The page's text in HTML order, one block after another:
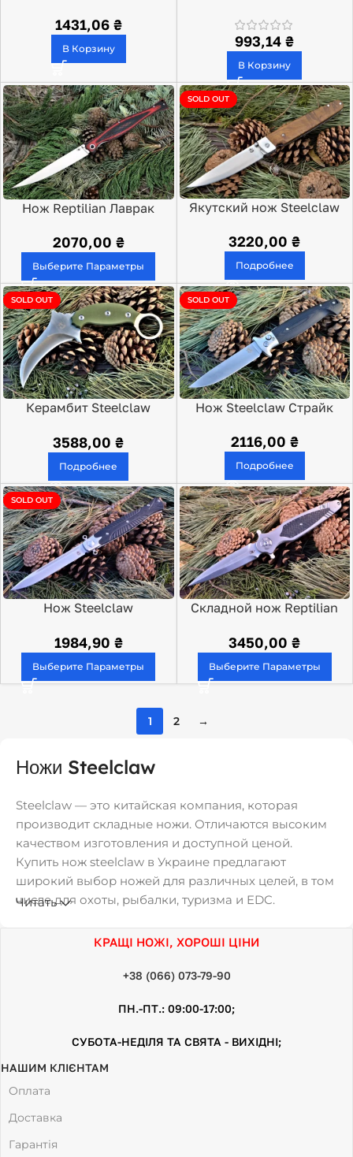
1431,06 ₴
В Корзину 993,14₴
В Корзину
Нож Reptilian Лаврак
2070,00 ₴
Выберите Параметры
SOLD OUT
Якутский нож Steelclaw
3220,00₴
Подробнее
SOLD OUT
Керамбит Steelclaw
3588,00₴
Подробнее
SOLD OUT
Нож Steelclaw Страйк
2116,00 ₴
Подробнее
SOLD OUT
Нож Steelclaw
1984,90 ₴
Выберите Параметры
Складной нож Reptilian
3450,00₴
Выберите Параметры
1 2 →
Ножи Steelclaw
Steelclaw — это китайская компания, которая
производит складные ножи. Отличаются высоким
качеством изготовления и доступной ценой.
Купить нож steelclaw в Украине предлагают
широкий выбор ножей для различных целей, в том
числе для охоты, рыбалки, туризма и EDC.
Характеристики
Steelclaw складные ножи от производителя
включая сталь 440C, 420J2 и AUS-8. Клинки ножей
серрейторный и комбинированный. Рукоятки
ножей изготавливаются из различных материалов,
включая G10, алюминий и пластик. Ножи Steelclaw
замком Liner Lock, Frame Lock и Back Lock.
Читать
КРАЩІ НОЖІ, ХОРОШІ ЦІНИ
+38 (066) 073-79-90
ПН.-ПТ.: 09:00-17:00;
СУБОТА-НЕДІЛЯ ТА СВЯТА - ВИХІДНІ;
НАШИМ КЛІЄНТАМ
Оплата
Доставка
Гарантія